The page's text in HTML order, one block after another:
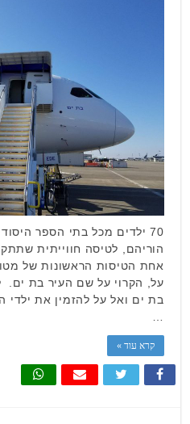
70 ילדים מכל בתי הספר
הוריהם, לטיסה חווייתית
אחת הטיסות הראשונות של
על, הקרוי על שם העיר בת ים.
קרא עוד »